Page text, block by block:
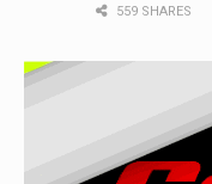
559 SHARES